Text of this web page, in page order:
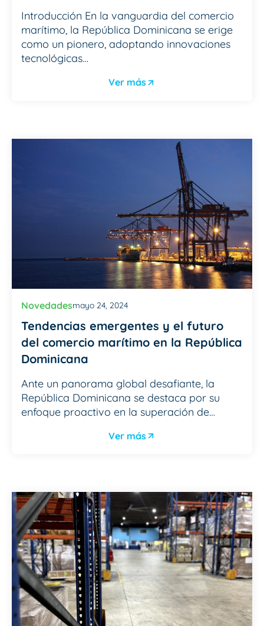
Introducción En la vanguardia del comercio
marítimo, la República Dominicana se erige
como un pionero, adoptando innovaciones
tecnológicas…
Ver más
Novedadesmayo 24, 2024
Tendencias emergentes y el futuro
del comercio marítimo en la República
Dominicana
Ante un panorama global desafiante, la
República Dominicana se destaca por su
enfoque proactivo en la superación de…
Ver más